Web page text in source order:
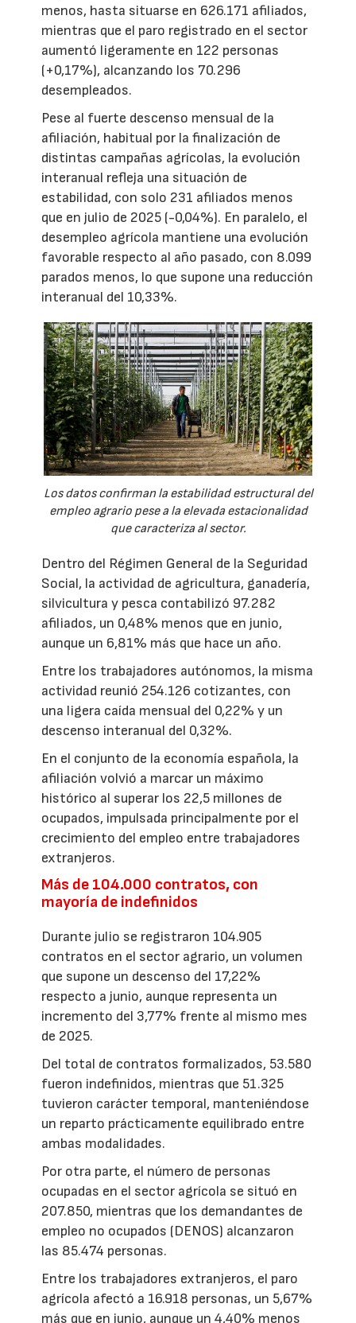
menos, hasta situarse en 626.171 afiliados,
mientras que el paro registrado en el sector
aumentó ligeramente en 122 personas
(+0,17%), alcanzando los 70.296
desempleados.
Pese al fuerte descenso mensual de la
afiliación, habitual por la finalización de
distintas campañas agrícolas, la evolución
interanual refleja una situación de
estabilidad, con solo 231 afiliados menos
que en julio de 2025 (-0,04%). En paralelo, el
desempleo agrícola mantiene una evolución
favorable respecto al año pasado, con 8.099
parados menos, lo que supone una reducción
interanual del 10,33%.
Los datos confirman la estabilidad estructural del
empleo agrario pese a la elevada estacionalidad
que caracteriza al sector.
Dentro del Régimen General de la Seguridad
Social, la actividad de agricultura, ganadería,
silvicultura y pesca contabilizó 97.282
afiliados, un 0,48% menos que en junio,
aunque un 6,81% más que hace un año.
Entre los trabajadores autónomos, la misma
actividad reunió 254.126 cotizantes, con
una ligera caída mensual del 0,22% y un
descenso interanual del 0,32%.
En el conjunto de la economía española, la
afiliación volvió a marcar un máximo
histórico al superar los 22,5 millones de
ocupados, impulsada principalmente por el
crecimiento del empleo entre trabajadores
extranjeros.
Más de 104.000 contratos, con
mayoría de indefinidos
Durante julio se registraron 104.905
contratos en el sector agrario, un volumen
que supone un descenso del 17,22%
respecto a junio, aunque representa un
incremento del 3,77% frente al mismo mes
de 2025.
Del total de contratos formalizados, 53.580
fueron indefinidos, mientras que 51.325
tuvieron carácter temporal, manteniéndose
un reparto prácticamente equilibrado entre
ambas modalidades.
Por otra parte, el número de personas
ocupadas en el sector agrícola se situó en
207.850, mientras que los demandantes de
empleo no ocupados (DENOS) alcanzaron
las 85.474 personas.
Entre los trabajadores extranjeros, el paro
agrícola afectó a 16.918 personas, un 5,67%
más que en junio, aunque un 4,40% menos